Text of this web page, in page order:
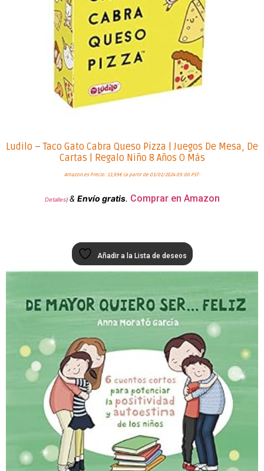
Ludilo – Taco Gato Cabra Queso Pizza | Juegos De Mesa, De
Cartas | Regalo Niño 8 Años O Más
Amazon.es Precio: 13,99€(a partir de 03/01/2024 09:00 PST-
Detalles) & Envío gratis. Comprar en Amazon
Añadir a la Lista de deseos